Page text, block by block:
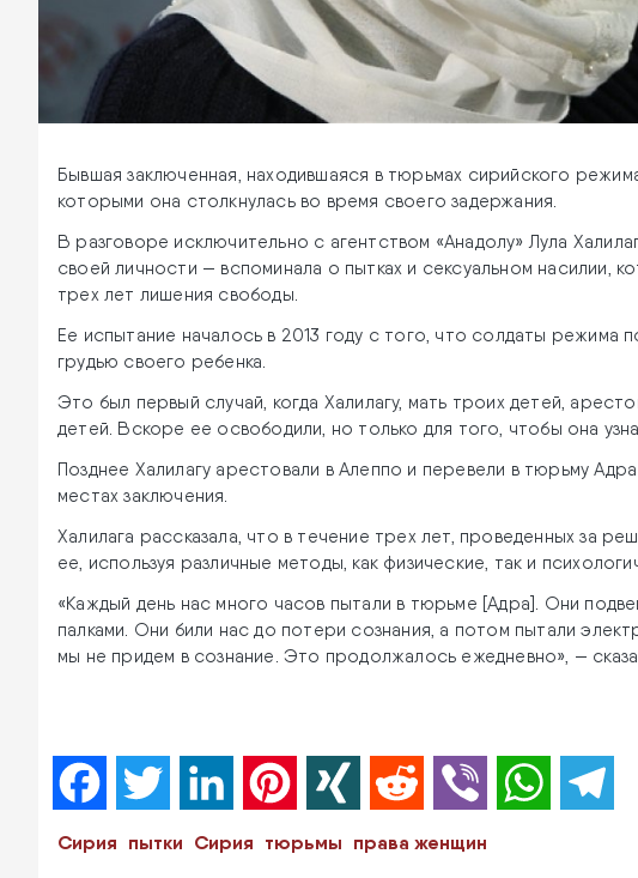
Бывшая заключенная, находившаяся в тюрьмах сирийского
которыми она столкнулась во время своего задержания.
В разговоре исключительно с агентством «Анадолу» Лула
своей личности — вспоминала о пытках и сексуальном насилии,
трех лет лишения свободы.
Ее испытание началось в 2013 году с того, что солдаты режима
грудью своего ребенка.
Это был первый случай, когда Халилагу, мать троих детей,
детей. Вскоре ее освободили, но только для того, чтобы она
Позднее Халилагу арестовали в Алеппо и перевели в тюрьму
местах заключения.
Халилага рассказала, что в течение трех лет, проведенных за
ее, используя различные методы, как физические, так и
«Каждый день нас много часов пытали в тюрьме [Адра]. Они
палками. Они били нас до потери сознания, а потом пытали
мы не придем в сознание. Это продолжалось ежедневно», —
FacebookTwitter LinkedIn Pinterest XING Reddit Viber WhatsApp
Сирия пытки Сирия тюрьмы права женщин